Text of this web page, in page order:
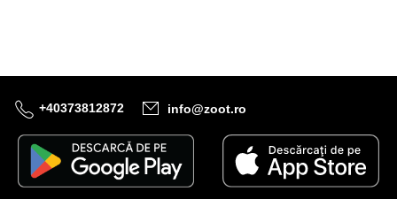
+40373812872 info@zoot.ro